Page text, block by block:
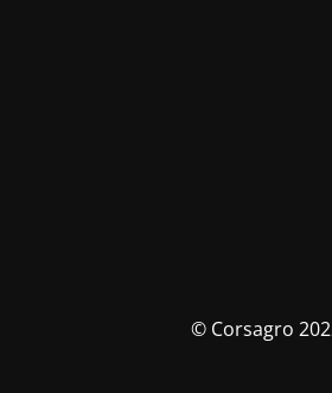
© Corsagro